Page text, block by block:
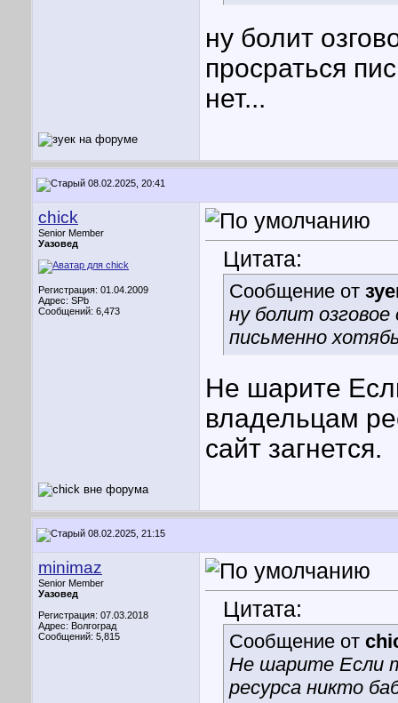
ну болит
просраться
нет...
08.02.2025, 20:41
chick
Senior Member
Уазовед
Регистрация: 01.04.2009
Адрес: SPb
Сообщений: 6,473
Цитата:
Сообщение от
ну болит озговое
письменно
Не шарите
владельцам
сайт загнется.
08.02.2025, 21:15
minimaz
Senior Member
Уазовед
Регистрация: 07.03.2018
Адрес: Волгоград
Сообщений: 5,815
Цитата:
Сообщение от
Не шарите Если
ресурса никто